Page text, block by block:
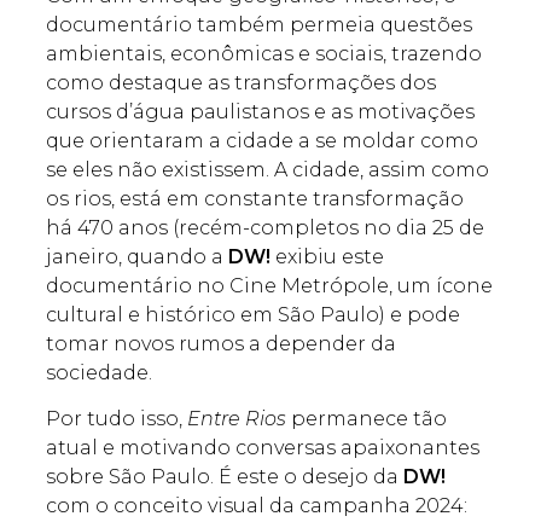
documentário também permeia questões
ambientais, econômicas e sociais, trazendo
como destaque as transformações dos
cursos d’água paulistanos e as motivações
que orientaram a cidade a se moldar como
se eles não existissem. A cidade, assim como
os rios, está em constante transformação
há 470 anos (recém-completos no dia 25 de
janeiro, quando a DW! exibiu este
documentário no Cine Metrópole, um ícone
cultural e histórico em São Paulo) e pode
tomar novos rumos a depender da
sociedade.
Por tudo isso, Entre Rios permanece tão
atual e motivando conversas apaixonantes
sobre São Paulo. É este o desejo da DW!
com o conceito visual da campanha 2024: